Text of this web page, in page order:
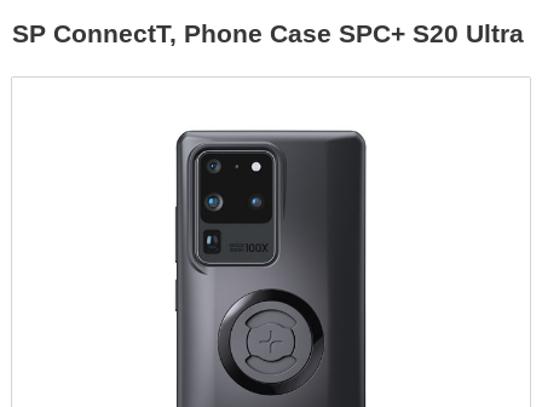
SP ConnectT, Phone Case SPC+ S20 Ultra